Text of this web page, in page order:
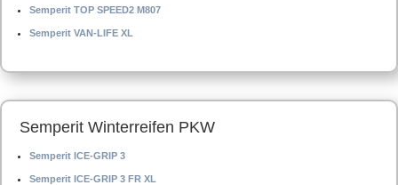
Semperit TOP SPEED2 M807
Semperit VAN-LIFE XL
Semperit Winterreifen PKW
Semperit ICE-GRIP 3
Semperit ICE-GRIP 3 FR XL